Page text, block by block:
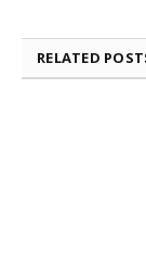
RELATED